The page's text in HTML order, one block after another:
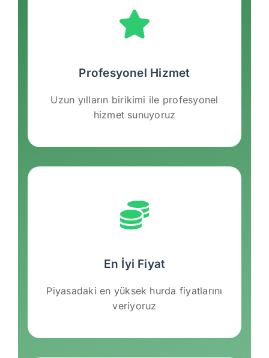
Profesyonel Hizmet
Uzun yılların birikimi ile profesyonel
hizmet sunuyoruz
En İyi Fiyat
Piyasadaki en yüksek hurda fiyatlarını
veriyoruz